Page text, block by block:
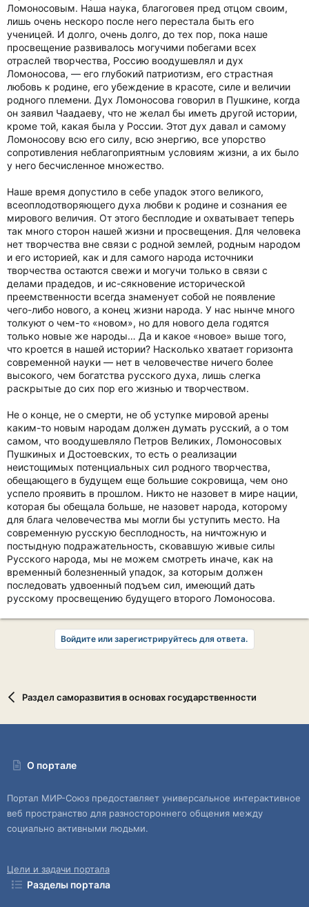
Ломоносовым. Наша наука, благоговея пред отцом своим,
лишь очень нескоро после него перестала быть его
ученицей. И долго, очень долго, до тех пор, пока наше
просвещение развивалось могучими побегами всех
отраслей творчества, Россию воодушевлял и дух
Ломоносова, — его глубокий патриотизм, его страстная
любовь к родине, его убеждение в красоте, силе и величии
родного племени. Дух Ломоносова говорил в Пушкине, когда
он заявил Чаадаеву, что не желал бы иметь другой истории,
кроме той, какая была у России. Этот дух давал и самому
Ломоносову всю его силу, всю энергию, все упорство
сопротивления неблагоприятным условиям жизни, а их было
у него бесчисленное множество.
Наше время допустило в себе упадок этого великого,
всеоплодотворяющего духа любви к родине и сознания ее
мирового величия. От этого бесплодие и охватывает теперь
так много сторон нашей жизни и просвещения. Для человека
нет творчества вне связи с родной землей, родным народом
и его историей, как и для самого народа источники
творчества остаются свежи и могучи только в связи с
делами прадедов, и ис-сякновение исторической
преемственности всегда знаменует собой не появление
чего-либо нового, а конец жизни народа. У нас нынче много
толкуют о чем-то «новом», но для нового дела годятся
только новые же народы… Да и какое «новое» выше того,
что кроется в нашей истории? Насколько хватает горизонта
современной науки — нет в человечестве ничего более
высокого, чем богатства русского духа, лишь слегка
раскрытые до сих пор его жизнью и творчеством.
Не о конце, не о смерти, не об уступке мировой арены
каким-то новым народам должен думать русский, а о том
самом, что воодушевляло Петров Великих, Ломоносовых
Пушкиных и Достоевских, то есть о реализации
неистощимых потенциальных сил родного творчества,
обещающего в будущем еще большие сокровища, чем оно
успело проявить в прошлом. Никто не назовет в мире нации,
которая бы обещала больше, не назовет народа, которому
для блага человечества мы могли бы уступить место. На
современную русскую бесплодность, на ничтожную и
постыдную подражательность, сковавшую живые силы
Русского народа, мы не можем смотреть иначе, как на
временный болезненный упадок, за которым должен
последовать удвоенный подъем сил, имеющий дать
русскому просвещению будущего второго Ломоносова.
Войдите или зарегистрируйтесь для ответа.
Раздел саморазвития в основах государственности
О портале
Портал МИР-Союз предоставляет универсальное интерактивное
веб пространство для разностороннего общения между
социально активными людьми.
Цели и задачи портала
Разделы портала